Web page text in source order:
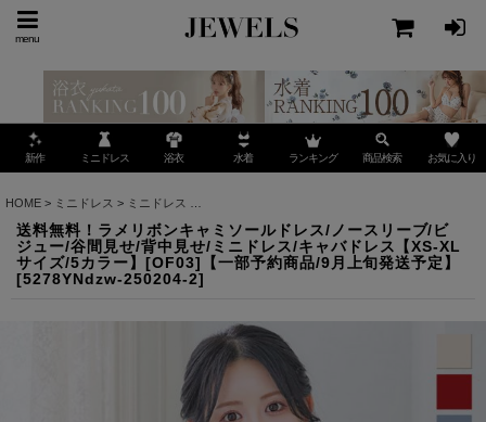
menu
新作 ミニドレス 浴衣 水着 ランキング 商品検索 お気に入り
HOME > ミニドレス > ミニドレス
送料無料！ラメリボンキャミソールドレス/ノースリーブ/ビ
ジュー/谷間見せ/背中見せ/ミニドレス/キャバドレス【XS-XL
サイズ/5カラー】[OF03]【一部予約商品/9月上旬発送予定】
[5278YNdzw-250204-2]